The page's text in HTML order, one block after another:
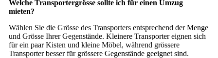
Welche Transportergrösse sollte ich für einen Umzug
mieten?
Wählen Sie die Grösse des Transporters entsprechend der Menge
und Grösse Ihrer Gegenstände. Kleinere Transporter eignen sich
für ein paar Kisten und kleine Möbel, während grössere
Transporter besser für grössere Gegenstände geeignet sind.